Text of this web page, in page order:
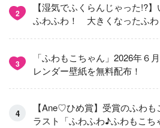
2
【湿気でふくらんじゃった!?
ふわふわ！ 大きくなったふわ
3
「ふわもこちゃん」2026年６
レンダー壁紙を無料配布！
【Ane♡ひめ賞】受賞のふわも
ラスト「ふわふわ♪ふわもこち